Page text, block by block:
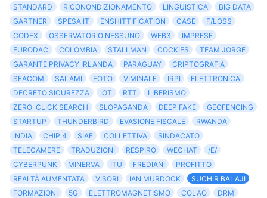
STANDARD
RICONONDIZIONAMENTO LINGUISTICA
BIG DATA
GARTNER
SPESA IT ENSHITTIFICATION CASE
F/LOSS
CODEX
OSSERVATORIO NESSUNO WEB3
IMPRESE
EURODAC
COLOMBIA STALLMAN COCKIES
TEAM JORGE
GARANTE PRIVACY IRLANDA
PARAGUAY
CRIPTOGRAFIA
SEACOM
SALAMI FOTO VIMINALE IRPI
ELETTRONICA
DECRETO SICUREZZA
IOT RTT
LIBERISMO
ZERO-CLICK SEARCH
SLOPAGANDA DEEP FAKE
GEOFENCING
STARTUP
THUNDERBIRD EVASIONE FISCALE
RWANDA
INDIA
CHIP 4 SIAE COLLETTIVA
SINDACATO
TELECAMERE
TRADUZIONI RESPIRO WECHAT
/E/
CYBERPUNK
MINERVA ITU FREDIANI
PROFITTO
REALTÀ AUMENTATA
VISORI IAN MURDOCK
SUCHIR BALAJI
FORMAZIONI
5G ELETTROMAGNETISMO COLAO
DRM